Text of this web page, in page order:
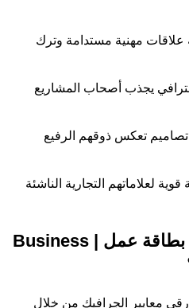
علاقات مهنية مستدامة وترك
يجذب أصحاب المشاريع
تصاميم تعكس ذوقهم الرفيع
لعلاماتهم التجارية الناشئة
كيف نضمن لك تصميم بطاقة عمل | Business
معايير الجرافيك من خلال